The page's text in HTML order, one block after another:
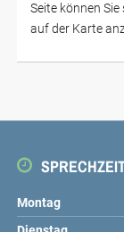
Seite können
auf der Karte
Montag